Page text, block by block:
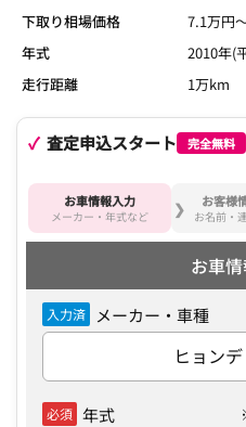
下取り相場価格 7.1万円
年式
2010年(
走行距離
1万km
査定申込スタート 完全無料
お車情報入力
メーカー・年式など
お客様
お名前・
お車
入力済 メーカー・車種
ヒョン
必須 年式